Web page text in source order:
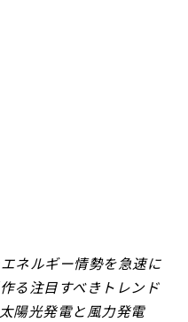
ネルギー情勢を急速に
る注目すべきトレンド
陽光発電と風力発電